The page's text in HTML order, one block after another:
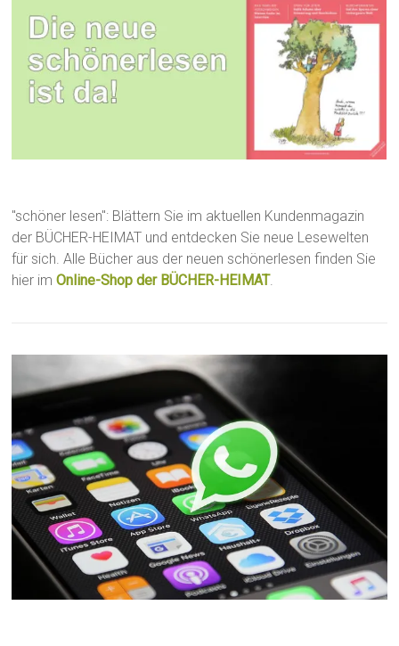
"schöner lesen": Blättern Sie im aktuellen Kundenmagazin
der BÜCHER-HEIMAT und entdecken Sie neue Lesewelten
für sich. Alle Bücher aus der neuen schönerlesen finden Sie
hier imOnline-Shop der BÜCHER-HEIMAT.